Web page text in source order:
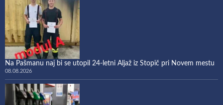
Na Pašmanu naj bi se utopil 24-letni Aljaž iz Stopič pri Novem mestu
08.08.2026